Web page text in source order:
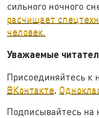
сильного ночного
расчищает
человек.
Уважаемые
Присоединяйтесь к
ВКонтакте,
Подписывайтесь на